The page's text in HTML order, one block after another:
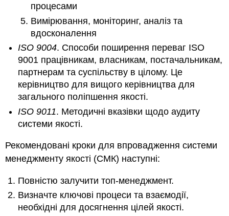
процесами
Вимірювання, моніторинг, аналіз та
вдосконалення
ISO 9004. Способи поширення переваг ISO
9001 працівникам, власникам, постачальникам,
партнерам та суспільству в цілому. Це
керівництво для вищого керівництва для
загального поліпшення якості.
ISO 9011. Методичні вказівки щодо аудиту
системи якості.
Рекомендовані кроки для впровадження системи
менеджменту якості (СМК) наступні:
Повністю залучити топ-менеджмент.
Визначте ключові процеси та взаємодії,
необхідні для досягнення цілей якості.